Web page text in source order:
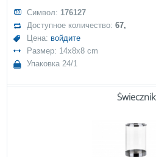
Символ: 176127
Доступное количество:67,
Цена: войдите
Размер: 14x8x8 cm
Упаковка 24/1
Świecznik